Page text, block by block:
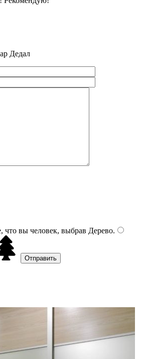
Дедал
что вы человек, выбрав Дерево.